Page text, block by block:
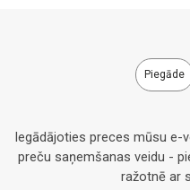
Piegāde
Iegādājoties preces mūsu e-
preču saņemšanas veidu -
ražotnē ar